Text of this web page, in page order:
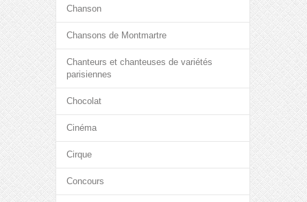
Chanson
Chansons de Montmartre
Chanteurs et chanteuses de variétés
parisiennes
Chocolat
Cinéma
Cirque
Concours